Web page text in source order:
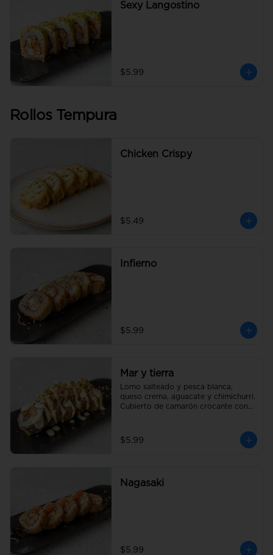
Sexy Langostino
$5.99
Rollos Tempura
Chicken Crispy
$5.49
Infierno
$5.99
Mar y tierra
Lomo salteado y pesca blanca,
queso crema, aguacate y chimichurri.
Cubierto de camarón crocante con
$5.99
Nagasaki
$5.99